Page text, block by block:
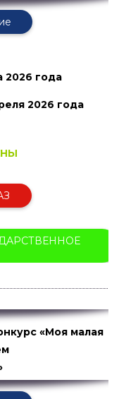
2026 года
2026 года
«Моя малая